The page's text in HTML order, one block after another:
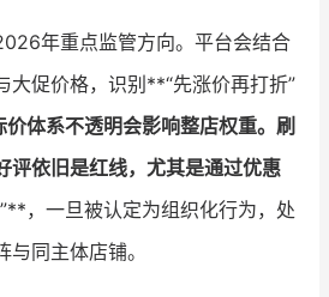
年重点监管方向。平台会结合
大促价格，识别**“先涨价再打折”
价体系不透明会影响整店权重。刷
评依旧是红线，尤其是通过优惠
，一旦被认定为组织化行为，处
同主体店铺。